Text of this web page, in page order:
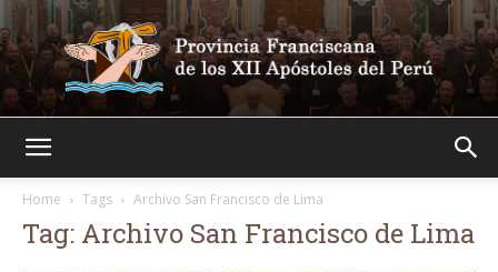
Home
Tags Archivo San Francisco de Lima
Tag: Archivo San Francisco de Lima